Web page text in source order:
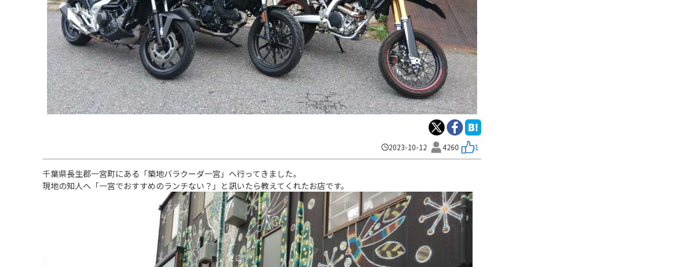
2023-10-12 4260 1
千葉県長生郡一宮町にある「築地バラクーダ一宮」へ行ってきました。
現地の知人へ「一宮でおすすめのランチない？」と訊いたら教えてくれたお店です。